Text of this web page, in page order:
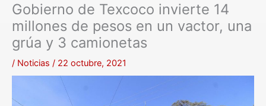
Gobierno de Texcoco invierte 14
millones de pesos en un vactor, una
grúa y 3 camionetas
/ Noticias / 22 octubre, 2021